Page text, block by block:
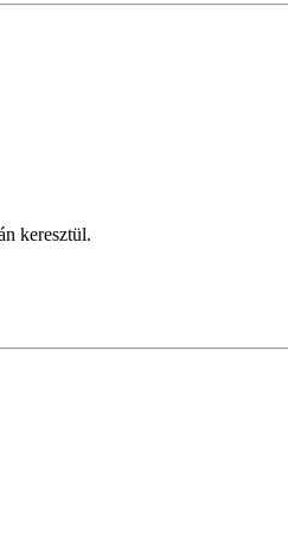
keresztül.